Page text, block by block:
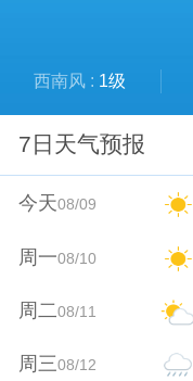
西南风 : 1级
7日天气预报
今天08/09
周一08/10
周二08/11
周三08/12